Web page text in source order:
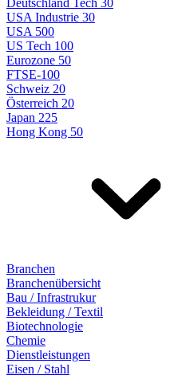
Deutschland Tech 30
USA Industrie 30
USA 500
US Tech 100
Eurozone 50
FTSE-100
Schweiz 20
Österreich 20
Japan 225
Hong Kong 50
Branchen
Branchenübersicht
Bau / Infrastrukur
Bekleidung / Textil
Biotechnologie
Chemie
Dienstleistungen
Eisen / Stahl